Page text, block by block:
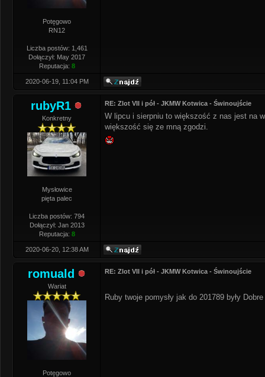
Potęgowo
RN12
Liczba postów: 1,461
Dołączył: May 2017
Reputacja: 8
2020-06-19, 11:04 PM
rubyR1
Konkretny
Mysłowice
pięta palec
Liczba postów: 794
Dołączył: Jan 2013
Reputacja: 8
RE: Zlot VII i pół - JKMW Kotwica - Świnoujście
W lipcu i sierpniu to większość z nas jest na
większość się ze mną zgodzi.
2020-06-20, 12:38 AM
romuald
Wariat
Potęgowo
RE: Zlot VII i pół - JKMW Kotwica - Świnoujście
Ruby twoje pomysły jak do 201789 były